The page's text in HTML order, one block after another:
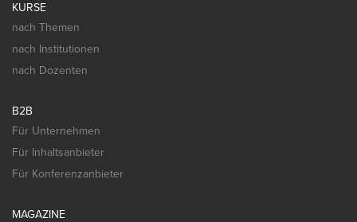
KURSE
nach Themen
nach Institutionen
nach Dozenten
B2B
Für Unternehmen
Für Inhaltsanbieter
Für Konferenzanbieter
MAGAZINE